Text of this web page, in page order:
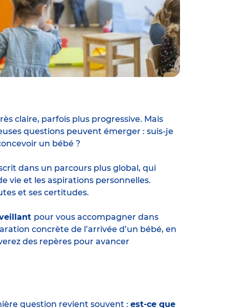
claire, parfois plus progressive. Mais
questions peuvent émerger : suis-je
un bébé ?
dans un parcours plus global, qui
vie et les aspirations personnelles.
et ses certitudes.
pour vous accompagner dans
concrète de l’arrivée d’un bébé, en
des repères pour avancer
question revient souvent : est-ce que